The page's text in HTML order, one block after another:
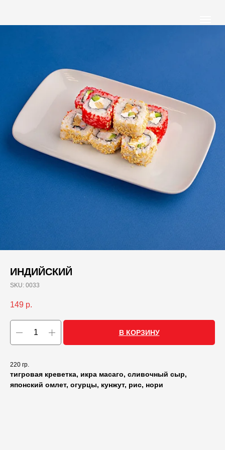
ИНДИЙСКИЙ
SKU: 0033
149 р.
В КОРЗИНУ
220 гр.
тигровая креветка, икра масаго, сливочный сыр,
японский омлет, огурцы, кунжут, рис, нори